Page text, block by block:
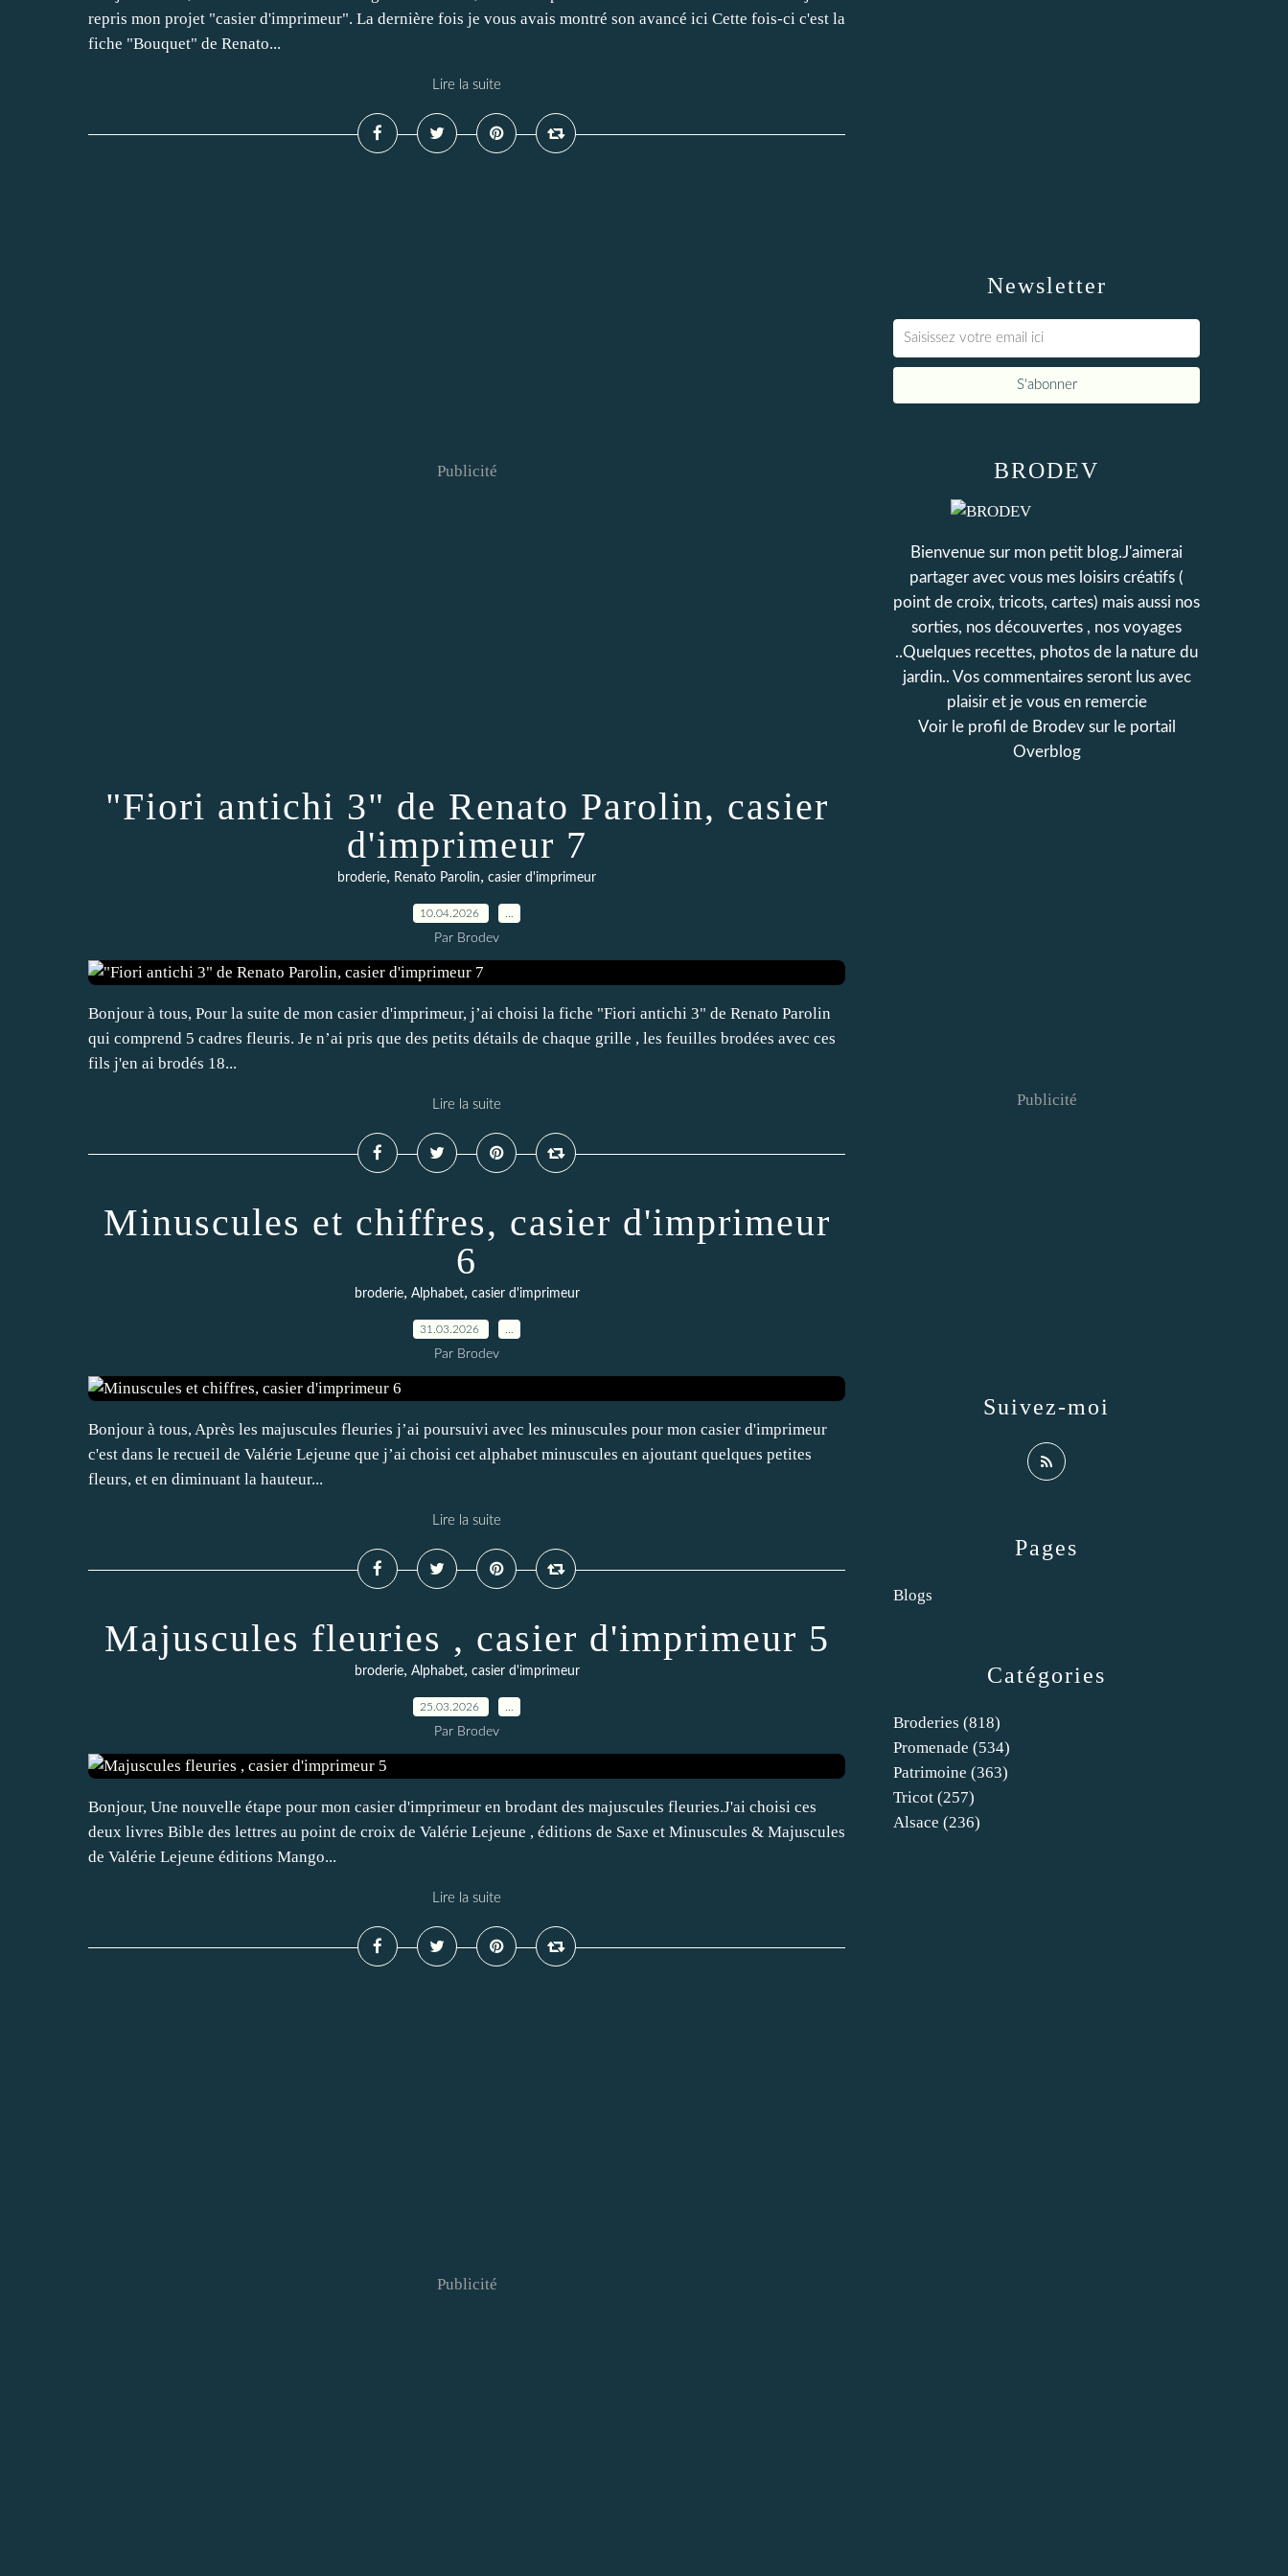
repris mon projet "casier d'imprimeur". La dernière fois je vous avais montré son avancé ici Cette fois-ci c'est la
fiche "Bouquet" de Renato...
Lire la suite
Publicité
"Fiori antichi 3" de Renato Parolin, casier
d'imprimeur 7
broderie, Renato Parolin, casier d'imprimeur
10.04.2026
Par Brodev
Bonjour à tous, Pour la suite de mon casier d'imprimeur, j’ai choisi la fiche "Fiori antichi 3" de Renato Parolin
qui comprend 5 cadres fleuris. Je n’ai pris que des petits détails de chaque grille , les feuilles brodées avec ces
fils j'en ai brodés 18...
Lire la suite
Minuscules et chiffres, casier d'imprimeur
6
broderie, Alphabet, casier d'imprimeur
31.03.2026
Par Brodev
Bonjour à tous, Après les majuscules fleuries j’ai poursuivi avec les minuscules pour mon casier d'imprimeur
c'est dans le recueil de Valérie Lejeune que j’ai choisi cet alphabet minuscules en ajoutant quelques petites
fleurs, et en diminuant la hauteur...
Lire la suite
Majuscules fleuries , casier d'imprimeur 5
broderie, Alphabet, casier d'imprimeur
25.03.2026
Par Brodev
Bonjour, Une nouvelle étape pour mon casier d'imprimeur en brodant des majuscules fleuries.J'ai choisi ces
deux livres Bible des lettres au point de croix de Valérie Lejeune , éditions de Saxe et Minuscules & Majuscules
de Valérie Lejeune éditions Mango...
Lire la suite
Publicité
Newsletter
Catégories
Broderies (818)
Promenade (534)
Patrimoine (363)
Tricot (257)
Alsace (236)
Pages
Blogs
BRODEV
Bienvenue sur mon petit blog.J'aimerai
partager avec vous mes loisirs créatifs (
point de croix, tricots, cartes) mais aussi nos
sorties, nos découvertes , nos voyages
..Quelques recettes, photos de la nature du
jardin.. Vos commentaires seront lus avec
plaisir et je vous en remercie
Voir le profil de Brodevsur le portail
Overblog
Suivez-moi
Publicité